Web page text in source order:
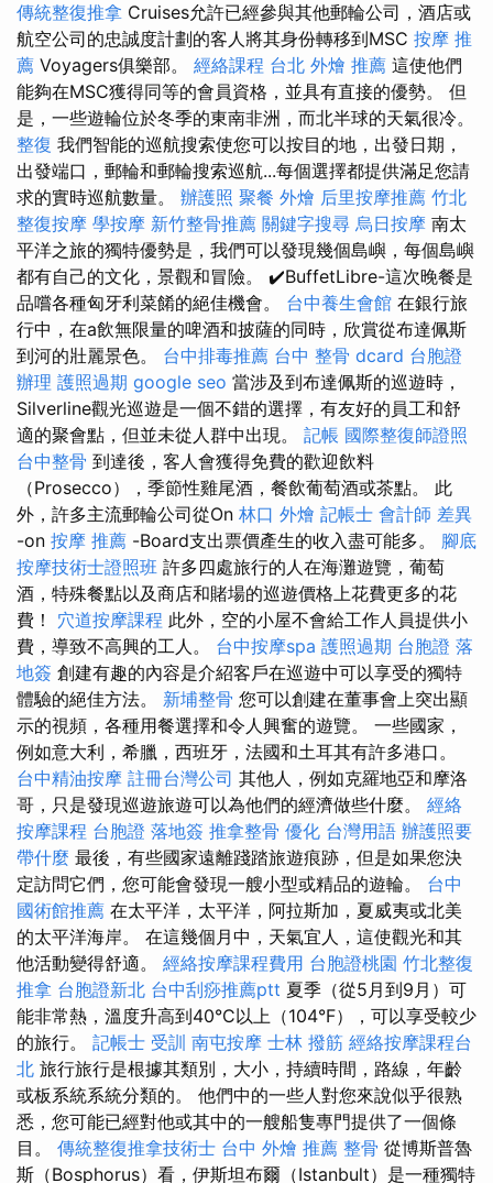
傳統整復推拿 Cruises允許已經參與其他郵輪公司，酒店或
航空公司的忠誠度計劃的客人將其身份轉移到MSC 按摩 推
薦 Voyagers俱樂部。 經絡課程 台北 外燴 推薦 這使他們
能夠在MSC獲得同等的會員資格，並具有直接的優勢。 但
是，一些遊輪位於冬季的東南非洲，而北半球的天氣很冷。
整復 我們智能的巡航搜索使您可以按目的地，出發日期，
出發端口，郵輪和郵輪搜索巡航...每個選擇都提供滿足您請
求的實時巡航數量。 辦護照 聚餐 外燴 后里按摩推薦 竹北
整復按摩 學按摩 新竹整骨推薦 關鍵字搜尋 烏日按摩 南太
平洋之旅的獨特優勢是，我們可以發現幾個島嶼，每個島嶼
都有自己的文化，景觀和冒險。 ✔️BuffetLibre-這次晚餐是
品嚐各種匈牙利菜餚的絕佳機會。 台中養生會館 在銀行旅
行中，在a飲無限量的啤酒和披薩的同時，欣賞從布達佩斯
到河的壯麗景色。 台中排毒推薦 台中 整骨 dcard 台胞證
辦理 護照過期 google seo 當涉及到布達佩斯的巡遊時，
Silverline觀光巡遊是一個不錯的選擇，有友好的員工和舒
適的聚會點，但並未從人群中出現。 記帳 國際整復師證照
台中整骨 到達後，客人會獲得免費的歡迎飲料
（Prosecco），季節性雞尾酒，餐飲葡萄酒或茶點。 此
外，許多主流郵輪公司從On 林口 外燴 記帳士 會計師 差異
-on 按摩 推薦 -Board支出票價產生的收入盡可能多。 腳底
按摩技術士證照班 許多四處旅行的人在海灘遊覽，葡萄
酒，特殊餐點以及商店和賭場的巡遊價格上花費更多的花
費！ 穴道按摩課程 此外，空的小屋不會給工作人員提供小
費，導致不高興的工人。 台中按摩spa 護照過期 台胞證 落
地簽 創建有趣的內容是介紹客戶在巡遊中可以享受的獨特
體驗的絕佳方法。 新埔整骨 您可以創建在董事會上突出顯
示的視頻，各種用餐選擇和令人興奮的遊覽。 一些國家，
例如意大利，希臘，西班牙，法國和土耳其有許多港口。
台中精油按摩 註冊台灣公司 其他人，例如克羅地亞和摩洛
哥，只是發現巡遊旅遊可以為他們的經濟做些什麼。 經絡
按摩課程 台胞證 落地簽 推拿整骨 優化 台灣用語 辦護照要
帶什麼 最後，有些國家遠離踐踏旅遊痕跡，但是如果您決
定訪問它們，您可能會發現一艘小型或精品的遊輪。 台中
國術館推薦 在太平洋，太平洋，阿拉斯加，夏威夷或北美
的太平洋海岸。 在這幾個月中，天氣宜人，這使觀光和其
他活動變得舒適。 經絡按摩課程費用 台胞證桃園 竹北整復
推拿 台胞證新北 台中刮痧推薦ptt 夏季（從5月到9月）可
能非常熱，溫度升高到40°C以上（104°F），可以享受較少
的旅行。 記帳士 受訓 南屯按摩 士林 撥筋 經絡按摩課程台
北 旅行旅行是根據其類別，大小，持續時間，路線，年齡
或板系統系統分類的。 他們中的一些人對您來說似乎很熟
悉，您可能已經對他或其中的一艘船隻專門提供了一個條
目。 傳統整復推拿技術士 台中 外燴 推薦 整骨 從博斯普魯
斯（Bosphorus）看，伊斯坦布爾（Istanbult）是一種獨特